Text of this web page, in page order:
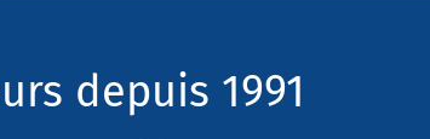
depuis 1991